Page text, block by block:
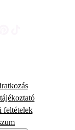
feltételek